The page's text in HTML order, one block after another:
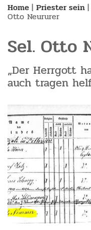
Home | Priester sein |
Otto Neururer
Sel. Otto
„Der Herrgott
auch tragen